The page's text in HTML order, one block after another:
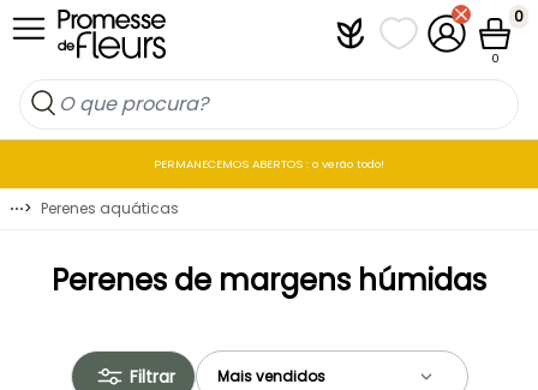
Ir para o Conteúdo PlantfitAs minhas listas
A minha
0
0
PERMANECEMOS ABERTOS : o verão todo!
⋯> Perenes aquáticas
Perenes de margens húmidas
Filtrar